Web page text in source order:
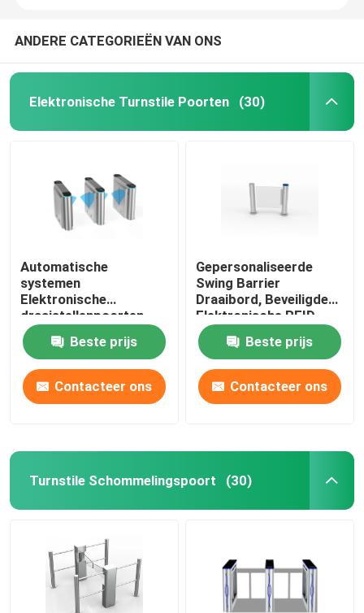
ANDERE CATEGORIEËN VAN ONS
Elektronische Turnstile Poorten (30)
Automatische
systemen
Elektronische
draaistellenpoorten
met RFID-kaart 550-
900 mmBeste prijs
Contacteer ons
Gepersonaliseerde
Swing Barrier
Draaibord, Beveiligde
Elektronische RFID
Draaibord Poort
Beste prijs
Contacteer ons
Turnstile Schommelingspoort (30)